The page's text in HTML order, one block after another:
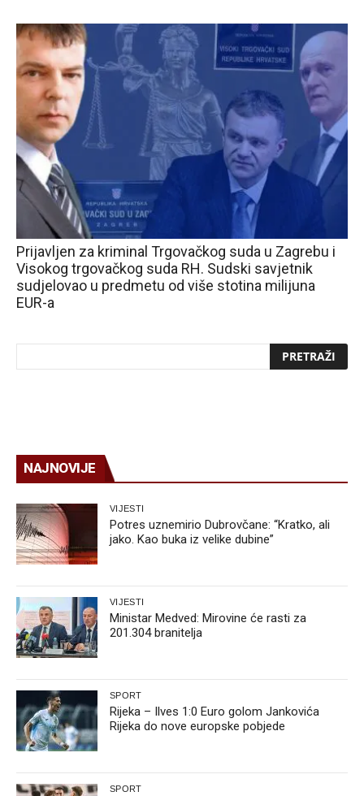
Prijavljen za kriminal Trgovačkog suda u Zagrebu i
Visokog trgovačkog suda RH. Sudski savjetnik
sudjelovao u predmetu od više stotina milijuna
EUR-a
NAJNOVIJE
VIJESTI
Potres uznemirio Dubrovčane: “Kratko, ali
jako. Kao buka iz velike dubine”
VIJESTI
Ministar Medved: Mirovine će rasti za
201.304 branitelja
SPORT
Rijeka – Ilves 1:0 Euro golom Jankovića
Rijeka do nove europske pobjede
SPORT